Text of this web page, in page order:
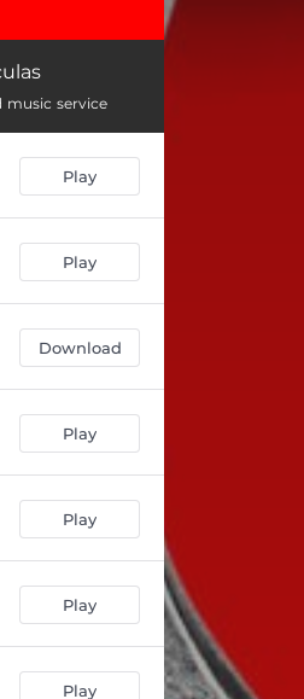
music service
Play
Play
Download
Play
Play
Play
Play